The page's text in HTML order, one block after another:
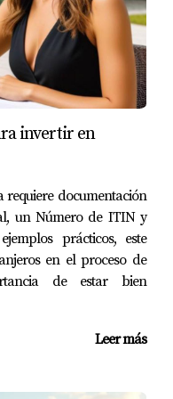
vida del edificio. La
también reduce la
lo que
tanto para el
en
es el
desarrollo
un enfoque
incorporando
invertir en
requiere documentación
un Número de ITIN y
prácticos, este
en el proceso de
de estar bien
Leer más